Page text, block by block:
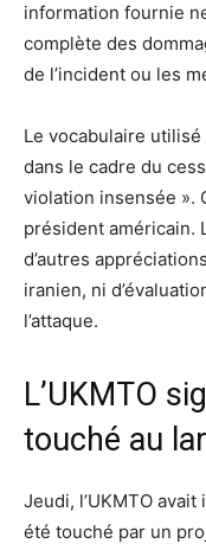
information fournie
complète des
de l’incident ou les
Le vocabulaire
dans le cadre du
violation insensée ».
président américain.
d’autres
iranien, ni
l’attaque.
L’UKMTO
touché au
Jeudi, l’UKMTO
été touché par un